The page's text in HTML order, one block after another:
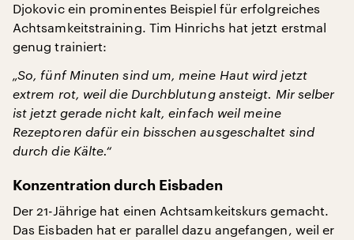
Djokovic ein prominentes Beispiel für erfolgreiches
Achtsamkeitstraining. Tim Hinrichs hat jetzt erstmal
genug trainiert:
„So, fünf Minuten sind um, meine Haut wird jetzt
extrem rot, weil die Durchblutung ansteigt. Mir selber
ist jetzt gerade nicht kalt, einfach weil meine
Rezeptoren dafür ein bisschen ausgeschaltet sind
durch die Kälte.“
Konzentration durch Eisbaden
Der 21-Jährige hat einen Achtsamkeitskurs gemacht.
Das Eisbaden hat er parallel dazu angefangen, weil er